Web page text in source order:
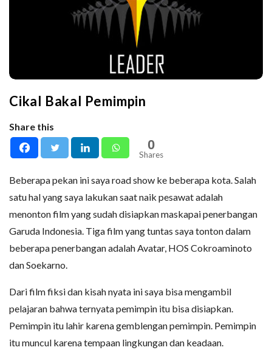
Cikal Bakal Pemimpin
Share this
0
Shares
Beberapa pekan ini saya road show ke beberapa kota. Salah
satu hal yang saya lakukan saat naik pesawat adalah
menonton film yang sudah disiapkan maskapai penerbangan
Garuda Indonesia. Tiga film yang tuntas saya tonton dalam
beberapa penerbangan adalah Avatar, HOS Cokroaminoto
dan Soekarno.
Dari film fiksi dan kisah nyata ini saya bisa mengambil
pelajaran bahwa ternyata pemimpin itu bisa disiapkan.
Pemimpin itu lahir karena gemblengan pemimpin. Pemimpin
itu muncul karena tempaan lingkungan dan keadaan.